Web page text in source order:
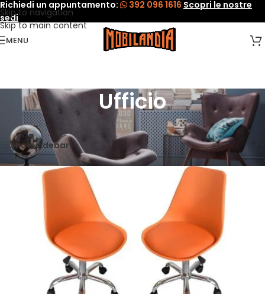
Skip to navigation
Skip to main content
Richiedi un appuntamento: 392 096 1616 Scopri le nostre
sedi
MENU
Ufficio
Home»Complementi Ufficio Visualizzazione di 1-8 di 13 risultati
Show sidebar